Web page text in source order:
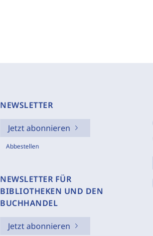
NEWSLETTER
Jetzt abonnieren
Abbestellen
NEWSLETTER FÜR
BIBLIOTHEKEN UND DEN
BUCHHANDEL
Jetzt abonnieren